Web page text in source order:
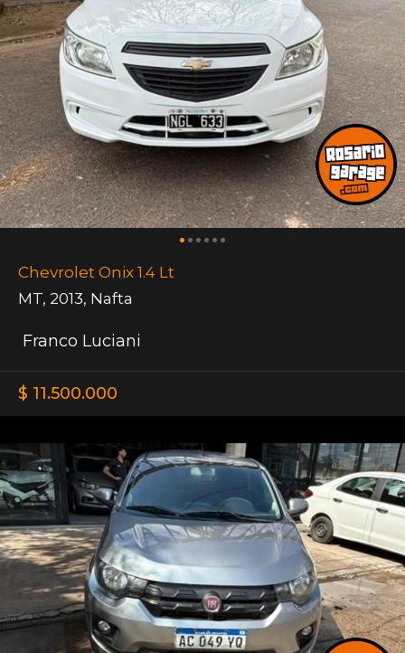
Chevrolet Onix 1.4 Lt
MT, 2013, Nafta
Franco Luciani
$ 11.500.000